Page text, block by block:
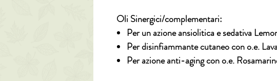
Oli Sinergici/complementari:
Per un azione ansiolitica e sedativa
Per disinfiammante cutaneo con o.e.
Per azione anti-aging con o.e.